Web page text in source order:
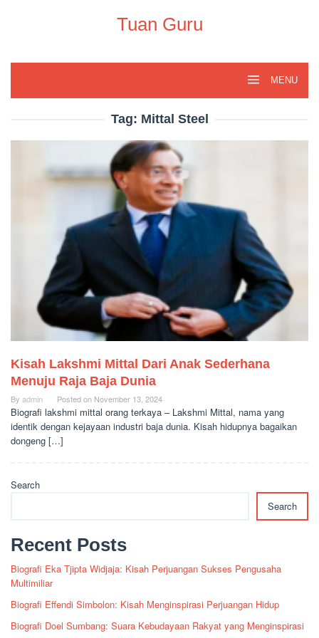
Tuan Guru
MENU
Tag: Mittal Steel
Kisah Lakshmi Mittal Dari Anak Sederhana
Menuju Raja Baja Dunia
By admin Posted on November 13, 2024
Biografi lakshmi mittal orang terkaya – Lakshmi Mittal, nama yang
identik dengan kejayaan industri baja dunia. Kisah hidupnya bagaikan
dongeng […]
Search
Search
Recent Posts
Biografi Eka Tjipta Widjaja: Kisah Perjuangan Sukses Pengusaha
Multimiliar
Biografi Effendi Simbolon: Kisah Menginspirasi Perjuangan Hidup
Biografi Doel Sumbang: Suara Kebudayaan Rakyat yang Menginspirasi